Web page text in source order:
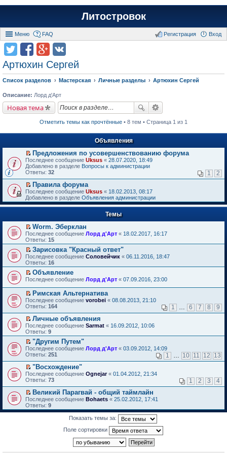
Литостровок
Меню FAQ Вход
Регистрация
Артюхин Сергей
Список разделов Мастерская Личные разделы Артюхин Сергей
Описание: Лорд д'Арт
Новая тема
Отметить темы как прочтённые • 8 тем • Страница 1 из 1
Объявления
П
е
р
й
т
и
к
п
в
о
м
у
н
е
п
р
о
ч
и
т
а
н
о
м
у
с
о
о
б
е
н
и
ю
Предложения по усовершенствованию форума
Последнее сообщение Uksus « 28.07.2020, 18:49
Добавлено в разделе Вопросы к администрации
Ответы: 32 1 2
П
е
р
е
т
и
к
п
е
р
в
о
м
у
н
е
п
р
о
ч
и
т
а
н
н
о
м
у
с
о
о
щ
е
н
и
Правила форума
Последнее сообщение Uksus « 18.02.2013, 08:17
Добавлено в разделе Объявления администрации
Темы
П
е
р
е
й
т
и
к
п
е
р
в
о
у
н
е
п
р
о
ч
и
т
а
н
о
м
у
с
и
Worm. Эберклан
Последнее сообщение Лорд д'Арт « 18.02.2017, 16:17
Ответы: 15
П
е
р
е
й
и
к
п
е
р
в
о
м
у
н
е
п
р
ч
и
т
а
н
н
о
Зарисовка "Красный ответ"
Последнее сообщение Соловейчик « 06.11.2016, 18:47
Ответы: 16
П
р
е
й
т
и
к
п
е
р
о
м
у
е
п
р
о
ч
и
т
Объявление
Последнее сообщение Лорд д'Арт « 07.09.2016, 23:00
П
е
е
й
т
и
к
п
е
в
о
м
у
н
е
п
р
о
н
Римская Альтернатива
Последнее сообщение vorobei « 08.08.2013, 21:10
Ответы: 164 1 6 7 8 9
П
е
р
е
й
т
и
к
п
е
в
о
м
у
и
Личные объявления
Последнее сообщение Sarmat « 16.09.2012, 10:06
Ответы: 9
П
е
е
т
и
к
п
е
р
в
"Другим Путем"
Последнее сообщение Лорд д'Арт « 03.09.2012, 14:09
Ответы: 251 1 10 11 12 13
П
е
е
й
т
и
м
"Восхождение"
Последнее сообщение Ognejar« 01.04.2012, 21:34
Ответы: 73 1 2 3 4
П
е
р
е
Великий Парагвай - общий таймлайн
Последнее сообщение Bohaets « 25.02.2012, 17:41
Ответы: 9
Показать темы за:
Поле сортировки